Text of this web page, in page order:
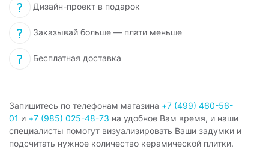
Дизайн-проект в подарок
Заказывай больше — плати меньше
Бесплатная доставка
Запишитесь по телефонам магазина +7 (499) 460-56-
01 и +7 (985) 025-48-73 на удобное Вам время, и наши
специалисты помогут визуализировать Ваши задумки и
подсчитать нужное количество керамической плитки.